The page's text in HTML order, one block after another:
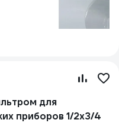
для
приборов 1/2х3/4